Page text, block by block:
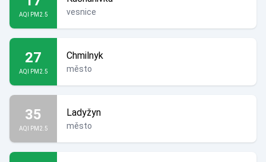
AQI PM2.5 vesnice
27
AQI PM2.5
Chmilnyk
město
35
AQI PM2.5
Ladyžyn
město